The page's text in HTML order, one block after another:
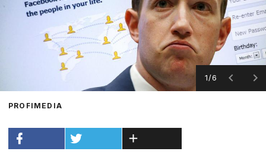
1/6
PROFIMEDIA